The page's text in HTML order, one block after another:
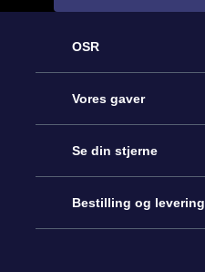
OSR
Kundeservice
Kontakt os
Bloggen
Vores gaver
Online Stjernegave
OSR Gavepakke
Se din stjerne
Star Register
Bestilling og levering